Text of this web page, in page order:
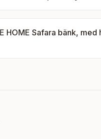
HOME Safara bänk,